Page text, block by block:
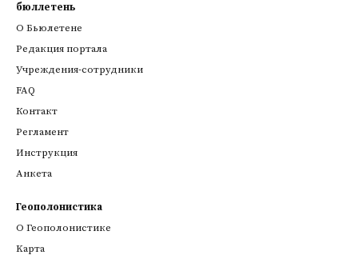
бюллетень
О Бьюлетене
Редакция портала
Учреждения-сотрудники
FAQ
Контакт
Регламент
Инструкция
Анкета
Геополонистика
О Геополонистике
Kарта